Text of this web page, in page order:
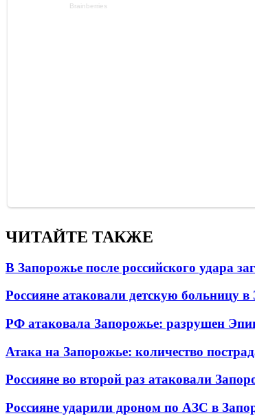
ЧИТАЙТЕ ТАКЖЕ
В Запорожье после российского удара
Россияне атаковали детскую больницу в
РФ атаковала Запорожье: разрушен
Атака на Запорожье: количество
Россияне во второй раз атаковали
Россияне ударили дроном по АЗС в